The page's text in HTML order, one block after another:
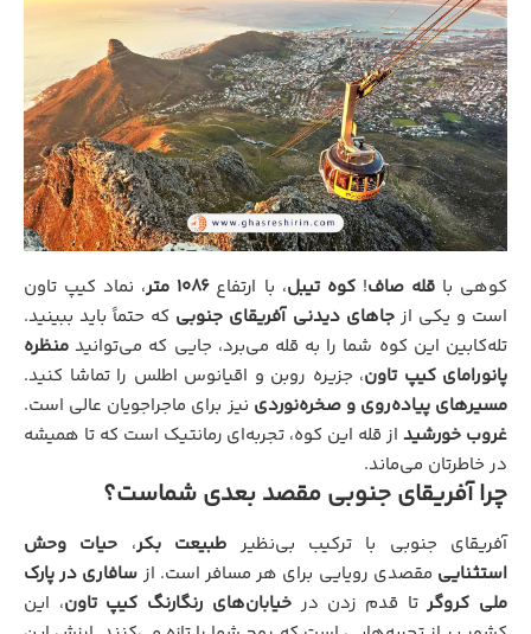
کوهی باقله صاف!کوه تیبل، با ارتفاع۱۰۸۶ متر
، نماد کیپ تاون
است و یکی ازجاهای دیدنی آفریقای جنوبی که حتماً باید ببینید.
تله‌کابین این کوه شما را به قله می‌برد، جایی که می‌توانید منظره
پانورامای کیپ تاون، جزیره روبن و اقیانوس اطلس را تماشا کنید.
مسیرهای پیاده‌روی و صخره‌نوردی نیز برای ماجراجویان عالی است.
غروب خورشید از قله این کوه، تجربه‌ای رمانتیک است که تا همیشه
در خاطرتان می‌ماند.
چرا آفریقای جنوبی مقصد بعدی شماست؟
آفریقای جنوبی با ترکیب بی‌نظیر طبیعت بکر، حیات وحش
استثنایی مقصدی رویایی برای هر مسافر است. از سافاری در پارک
ملی کروگرتا قدم زدن درخیابان‌های رنگارنگ کیپ تاون، این